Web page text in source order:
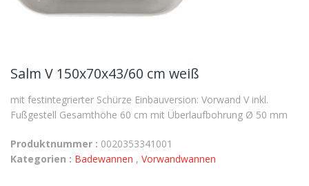
Salm V 150x70x43/60 cm weiß
mit festintegrierter Schürze Einbauversion: Vorwand V inkl.
Fußgestell Gesamthöhe 60 cm mit Überlaufbohrung Ø 50 mm
Produktnummer : 0020353341001
Kategorien : Badewannen , Vorwandwannen